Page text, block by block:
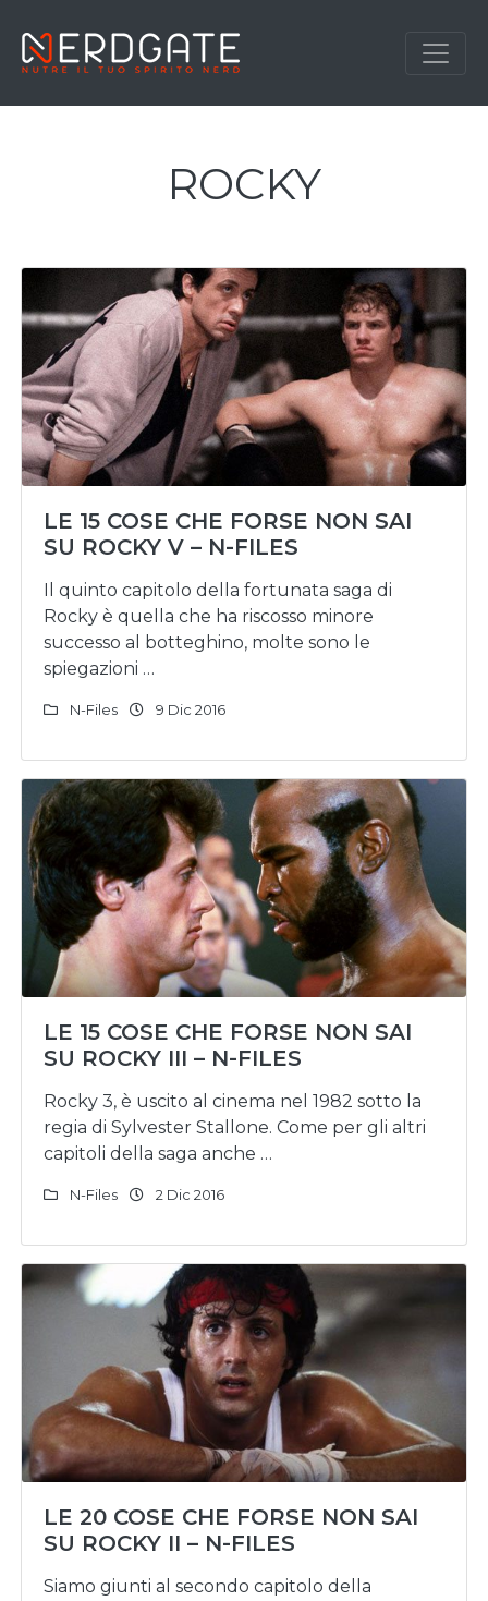
ROCKY
LE 15 COSE CHE FORSE NON SAI
SU ROCKY V – N-FILES
Il quinto capitolo della fortunata saga di
Rocky è quella che ha riscosso minore
successo al botteghino, molte sono le
spiegazioni …
N-Files 9 Dic 2016
LE 15 COSE CHE FORSE NON SAI
SU ROCKY III – N-FILES
Rocky 3, è uscito al cinema nel 1982 sotto la
regia di Sylvester Stallone. Come per gli altri
capitoli della saga anche …
N-Files 2 Dic 2016
LE 20 COSE CHE FORSE NON SAI
SU ROCKY II – N-FILES
Siamo giunti al secondo capitolo della